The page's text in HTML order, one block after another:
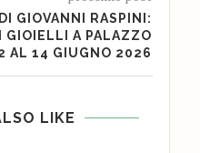
GIOVANNI RASPINI:
GIOIELLI A PALAZZO
AL 14 GIUGNO 2026
LIKE